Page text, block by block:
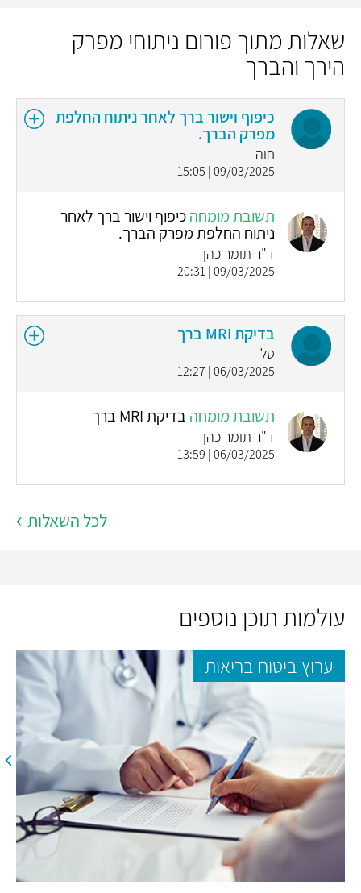
שאלות מתוך פורום ניתוחי מפרק
הירך והברך
כיפוף וישור ברך לאחר ניתוח החלפת
מפרק הברך.
חוה
09/03/2025 | 15:05
תשובת מומחהכיפוף וישור ברך לאחר
ניתוח החלפת מפרק הברך.
ד"ר תומר כהן
09/03/2025 | 20:31
בדיקת MRI ברך
טל
06/03/2025 | 12:27
תשובת מומחה בדיקת MRI ברך
ד"ר תומר כהן
06/03/2025 | 13:59
לכל השאלות
עולמות תוכן נוספים
ערוץ ביטוח בריאות